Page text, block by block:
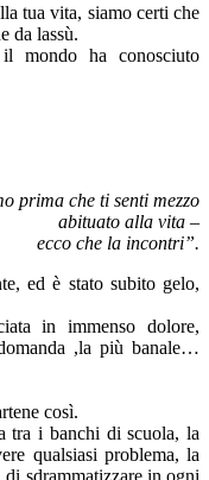
tua vita, siamo certi che
da lassù.
mondo ha conosciuto
prima che ti senti mezzo
abituato alla vita –
ecco che la incontri”.
ed è stato subito gelo,
in immenso dolore,
,la più banale…
così.
tra i banchi di scuola, la
qualsiasi problema, la